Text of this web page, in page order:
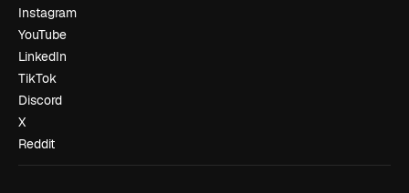
Instagram
YouTube
LinkedIn
TikTok
Discord
X
Reddit